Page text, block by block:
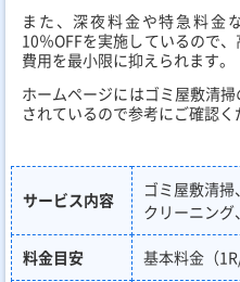
また、深夜料金や特急料金
10％OFFを実施しているので
費用を最小限に抑えられます。
ホームページにはゴミ屋敷清
されているので参考にご確認く
サービス内容
ゴミ屋敷清
クリーニン
料金目安 基本料金（